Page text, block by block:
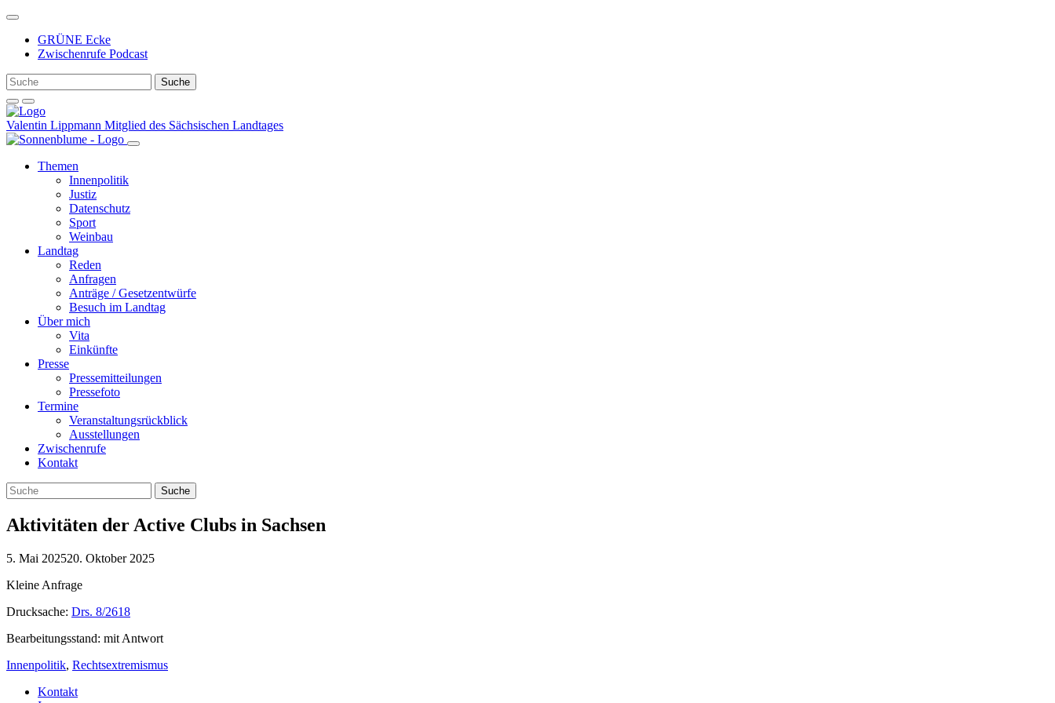
Weiter
Inhalt
GRÜNE Ecke
Zwischenrufe Podcast
Valentin Lippmann Mitglied des Sächsischen Landtages
Themen
Innenpolitik
Justiz
Datenschutz
Sport
Weinbau
Landtag
Reden
Anfragen
Anträge / Gesetzentwürfe
Besuch im Landtag
Über mich
Vita
Einkünfte
Presse
Pressemitteilungen
Pressefoto
Termine
Veranstaltungsrückblick
Ausstellungen
Zwischenrufe
Kontakt
Aktivitäten der Active Clubs in Sachsen
5. Mai 202520. Oktober 2025
Kleine Anfrage
Drucksache: Drs. 8/2618
Bearbeitungsstand: mit Antwort
Innenpolitik, Rechtsextremismus
Kontakt